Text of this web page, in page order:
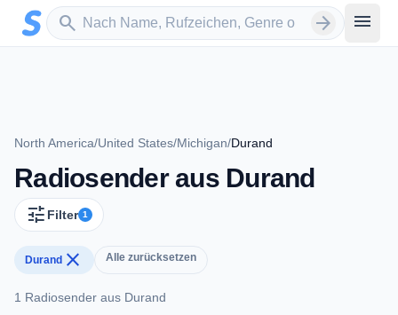
Zum Hauptinhalt springen
search
Sender suchen arrow_forward menu
North America/United States/Michigan/Durand
Radiosender aus Durand
tune Filter 1
Durand close Alle zurücksetzen
1 Radiosender aus Durand